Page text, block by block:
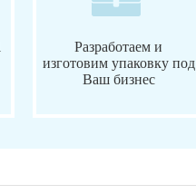
Разработаем и
изготовим упаковку под
Ваш бизнес